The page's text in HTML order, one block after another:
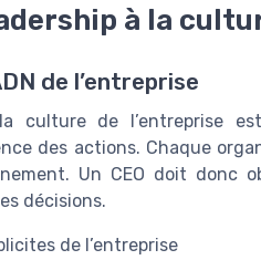
à la
de l’entreprise
culture de l’entreprise
des actions. Chaque
Un CEO doit donc
décisions.
de l’entreprise